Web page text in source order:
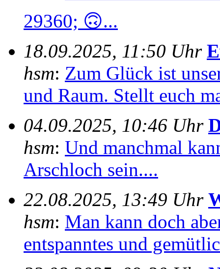
29360; 🙃...
18.09.2025, 11:50 Uhr
hsm: Zum Glück ist
und Raum. Stellt euch
04.09.2025, 10:46 Uhr
hsm: Und manchmal
Arschloch sein....
22.08.2025, 13:49 Uhr
hsm: Man kann doch
entspanntes und